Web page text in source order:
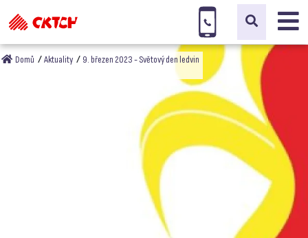
Domů Aktuality 9. březen 2023 - Světový den ledvin